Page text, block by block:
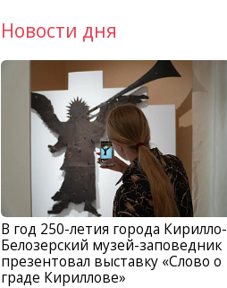
Новости дня
В год 250-летия города Кирилло-
Белозерский музей-заповедник
презентовал выставку «Слово о
граде Кириллове»